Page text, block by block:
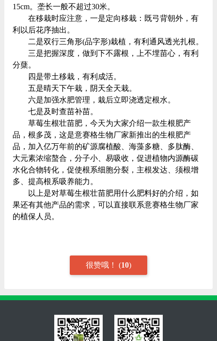
15cm。垄长一般不超过30米。
在移栽时应注意，一是定向移栽：既弓背朝外，有
利以后花序抽出。
二是双行三角形(品字形)栽植，有利通风透光扎根。
三是把握深度，做到下不露根，上不埋苗心，有利
分蘖。
四是带土移栽，有利成活。
五是晴天下午栽，阴天全天栽。
六是加强水肥管理，栽后立即浇透定根水。
七是及时查苗补苗。
草莓生根壮苗肥，今天为大家介绍一款生根肥产
品，根多茂，这是意赛格生物厂家新推出的生根肥产
品，加入亿万年前的矿源腐植酸、海藻多糖、多肽酶、
大元素浓缩螯合，分子小、易吸收，促进植物内源酶碳
水化合物转化，促使根系细胞分裂，主根发达、须根增
多、提高根系吸养能力。
以上是对草莓生根壮苗肥用什么肥料好的介绍，如
果还有其他产品的需求，可以直接联系意赛格生物厂家
的植保人员。
很赞哦！ (10)